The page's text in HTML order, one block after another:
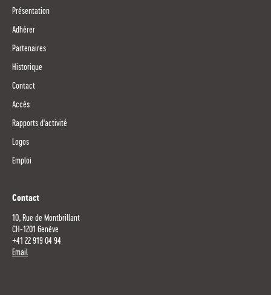
Présentation
Adhérer
Partenaires
Historique
Contact
Accès
Rapports d'activité
Logos
Emploi
Contact
10, Rue de Montbrillant
CH-1201 Genève
+41 22 919 04 94
Email